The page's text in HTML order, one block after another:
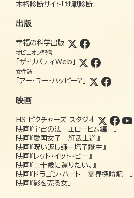
本格診断サイト「地獄診断」
出版
幸福の科学出版
オピニオン配信
「ザ・リバティWeb」
女性誌
「アー・ユー・ハッピー?」
映画
HS ピクチャーズ スタジオ
映画『宇宙の法―エローヒム編―』
映画『愛国女子―紅武士道』
映画『呪い返し師—塩子誕生』
映画『レット・イット・ビー』
映画『二十歳に還りたい。』
映画『ドラゴン・ハート―霊界探訪記―』
映画『影を売る女』